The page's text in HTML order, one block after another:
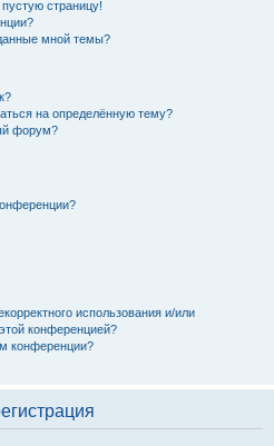
страницу!
мной темы?
на определённую тему?
форум?
использования и/или
конференцией?
конференции?